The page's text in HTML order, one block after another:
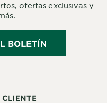
ofertas exclusivas y
BOLETÍN